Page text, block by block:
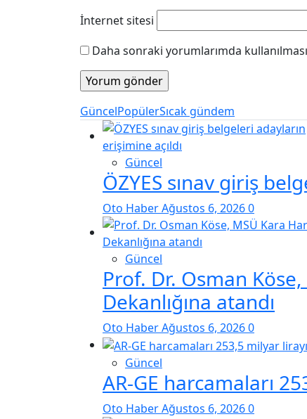
İnternet sitesi
Daha sonraki yorumlarımda
GüncelPopülerSıcak gündem
Güncel
ÖZYES sınav giriş
Oto HaberAğustos 6, 20260
Güncel
Prof. Dr. Osman
Dekanlığına atandı
Oto HaberAğustos 6, 20260
Güncel
AR-GE harcamaları
Oto HaberAğustos 6, 20260